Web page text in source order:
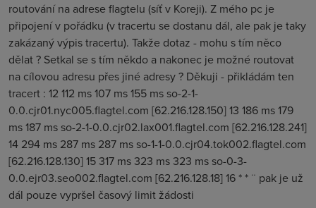
routování na adrese flagtelu (síť v Koreji). Z mého pc je
připojení v pořádku (v tracertu se dostanu dál, ale pak je taky
zakázaný výpis tracertu). Takže dotaz - mohu s tím něco
dělat ? Setkal se s tím někdo a nakonec je možné routovat
na cílovou adresu přes jiné adresy ? Děkuji - přikládám ten
tracert : 12 112 ms 107 ms 155 ms so-2-1-
0.0.cjr01.nyc005.flagtel.com [62.216.128.150] 13 186 ms 179
ms 187 ms so-2-1-0.0.cjr02.lax001.flagtel.com [62.216.128.241]
14 294 ms 287 ms 287 ms so-1-1-0.0.cjr04.tok002.flagtel.com
[62.216.128.130] 15 317 ms 323 ms 323 ms so-0-3-
0.0.ejr03.seo002.flagtel.com [62.216.128.18] 16 * * ¨ pak je už
dál pouze vypršel časový limit žádosti